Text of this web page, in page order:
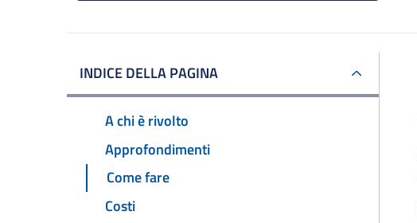
INDICE DELLA PAGINA
A chi è rivolto
Approfondimenti
Come fare
Costi